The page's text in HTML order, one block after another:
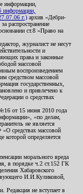
информации,
г.) архив «Дебри-
распространение
ст.8 «Право на
журналист не несут
и
права и законные
массовой
воспроизведением
средством массовой
государственных,
и привлечено к
о средствах
от 15 июня 2010 года
«по делам,
не является
средствах массовой
которой определяется
морального вреда
в порядке ч.2 ст.152 ГК
Хабаровского
И.И.Куликовой,
Редакция не вступает в